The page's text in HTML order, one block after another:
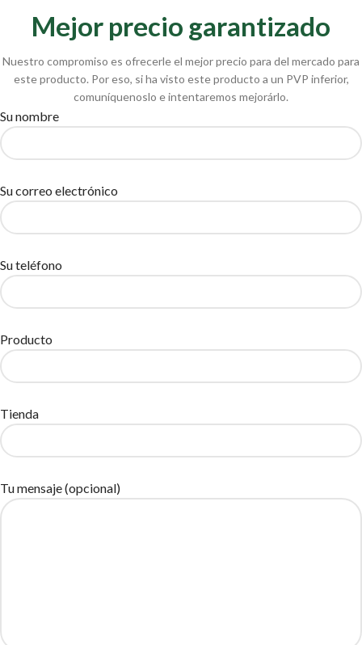
Mejor precio garantizado
Nuestro compromiso es ofrecerle el mejor precio para del mercado para
este producto. Por eso, si ha visto este producto a un PVP inferior,
comuníquenoslo e intentaremos mejorárlo.
Su nombre
Su correo electrónico
Su teléfono
Producto
Tienda
Tu mensaje (opcional)